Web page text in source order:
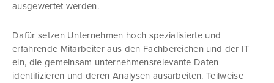
ausgewertet werden.
Dafür setzen Unternehmen hoch spezialisierte und
erfahrende Mitarbeiter aus den Fachbereichen und der IT
ein, die gemeinsam unternehmensrelevante Daten
identifizieren und deren Analysen ausarbeiten. Teilweise